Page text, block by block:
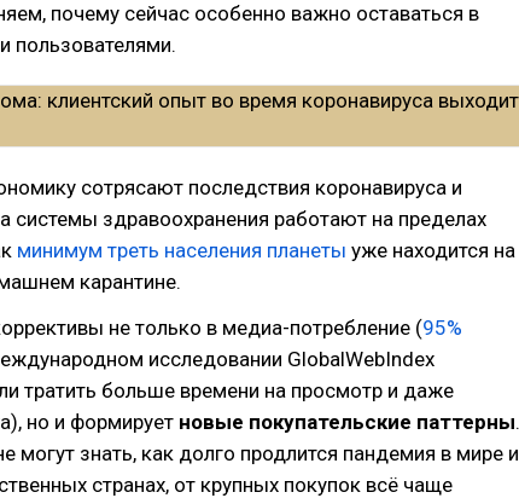
почему сейчас особенно важно оставаться в
пользователями.
сотрясают последствия коронавируса и
системы здравоохранения работают на пределах
минимум треть населения планеты уже находится на
карантине.
не только в медиа-потребление (95%
исследовании GlobalWebIndex
тратить больше времени на просмотр и даже
но и формирует новые покупательские паттерны.
могут знать, как долго продлится пандемия в мире и
странах, от крупных покупок всё чаще